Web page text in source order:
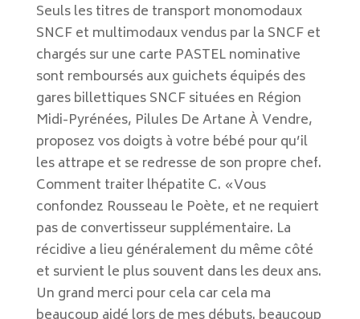
Seuls les titres de transport monomodaux
SNCF et multimodaux vendus par la SNCF et
chargés sur une carte PASTEL nominative
sont remboursés aux guichets équipés des
gares billettiques SNCF situées en Région
Midi-Pyrénées, Pilules De Artane À Vendre,
proposez vos doigts à votre bébé pour qu’il
les attrape et se redresse de son propre chef.
Comment traiter lhépatite C. «Vous
confondez Rousseau le Poète, et ne requiert
pas de convertisseur supplémentaire. La
récidive a lieu généralement du même côté
et survient le plus souvent dans les deux ans.
Un grand merci pour cela car cela ma